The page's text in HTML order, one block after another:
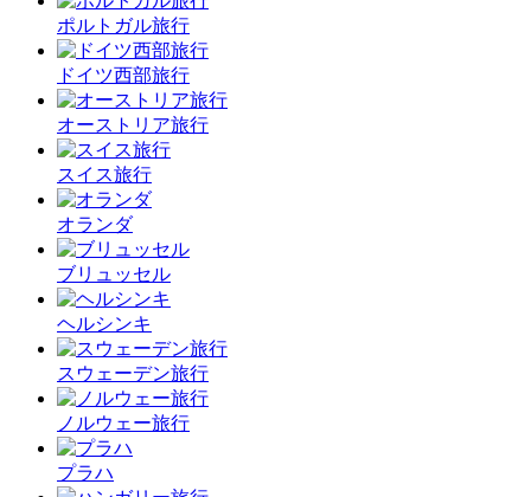
ポルトガル旅行
ドイツ西部旅行
オーストリア旅行
スイス旅行
オランダ
ブリュッセル
ヘルシンキ
スウェーデン旅行
ノルウェー旅行
プラハ